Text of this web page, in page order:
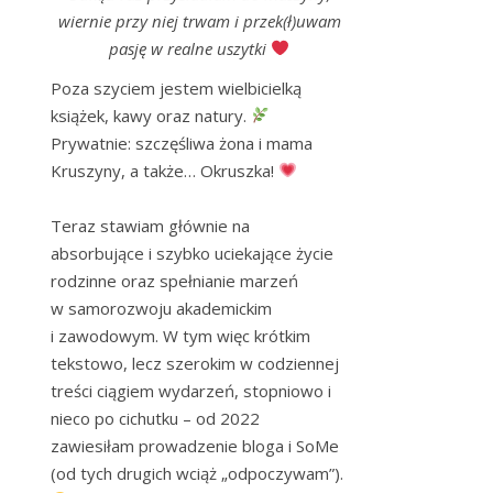
wiernie przy niej trwam i przek(ł)uwam
pasję w realne uszytki
Poza szyciem jestem wielbicielką
książek, kawy oraz natury.
Prywatnie: szczęśliwa żona i mama
Kruszyny, a także… Okruszka!
Teraz stawiam głównie na
absorbujące i szybko uciekające życie
rodzinne oraz spełnianie marzeń
w samorozwoju akademickim
i zawodowym. W tym więc krótkim
tekstowo, lecz szerokim w codziennej
treści ciągiem wydarzeń, stopniowo i
nieco po cichutku – od 2022
zawiesiłam prowadzenie bloga i SoMe
(od tych drugich wciąż „odpoczywam”).